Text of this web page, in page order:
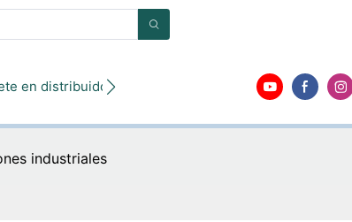
en distribuidor Contacto
industriales